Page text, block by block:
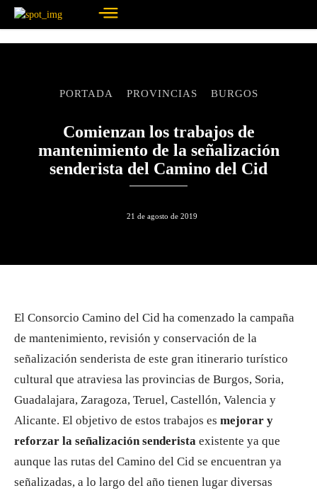
PORTADA PROVINCIAS BURGOS
Comienzan los trabajos de
mantenimiento de la señalización
senderista del Camino del Cid
21 de agosto de 2019
El Consorcio Camino del Cid ha comenzado la campaña
de mantenimiento, revisión y conservación de la
señalización senderista de este gran itinerario turístico
cultural que atraviesa las provincias de Burgos, Soria,
Guadalajara, Zaragoza, Teruel, Castellón, Valencia y
Alicante. El objetivo de estos trabajos es mejorar y
reforzar la señalización senderista existente ya que
aunque las rutas del Camino del Cid se encuentran ya
señalizadas, a lo largo del año tienen lugar diversas